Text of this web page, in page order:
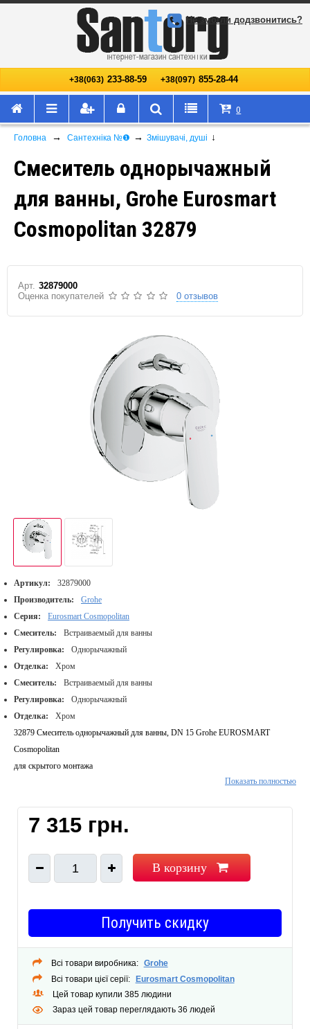
+38(063) 233-88-59 +38(097) 855-28-44
Не змогли додзвонитись?
0
Головна → Сантехніка №❶ → Змішувачі, душі ↓
Смеситель однорычажный
для ванны, Grohe Eurosmart
Cosmopolitan 32879
Арт. 32879000
Оценка покупателей
0 отзывов
Артикул:
32879000
Производитель:
Grohe
Серия:
Eurosmart Cosmopolitan
Смеситель:
Встраиваемый для ванны
Регулировка:
Однорычажный
Отделка:
Хром
Смеситель:
Встраиваемый для ванны
Регулировка:
Однорычажный
Отделка:
Хром
32879 Смеситель однорычажный для ванны, DN 15 Grohe EUROSMART
Cosmopolitan
для скрытого монтажа
корпус встраиваемого смесителя
33 961 000
Grohe StarLight® хромированная поверхность
регулировка расхода воды
автоматический переключатель: ванна/душ
металлический рычаг
отражатель из металла
винтовое крепление
дополнительный ограничитель температуры (46 308 000)
Показать полностью
7 315 грн.
1 В корзину
Получить скидку
Всі товари виробника: Grohe
Всі товари цієї серії:
Eurosmart Cosmopolitan
Цей товар купили 385 людини
Зараз цей товар переглядають 36 людей